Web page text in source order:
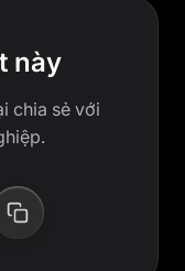
này
chia sẻ với